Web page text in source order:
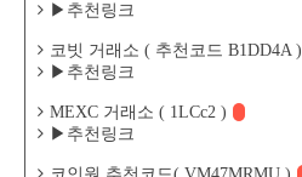
▶추천링크
코빗 거래소 ( 추천코드 B1DD4A )
▶추천링크
MEXC 거래소 ( 1LCc2 )
▶추천링크